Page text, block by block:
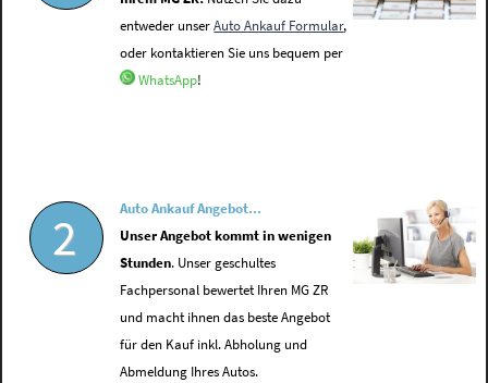
entweder unserAuto Ankauf Formular,
oder kontaktieren Sie uns bequem per
WhatsApp!
2
Auto Ankauf Angebot...
Unser Angebot kommt in wenigen
Stunden. Unser geschultes
Fachpersonal bewertet Ihren MG ZR
und macht ihnen das beste Angebot
für den Kauf inkl. Abholung und
Abmeldung Ihres Autos.